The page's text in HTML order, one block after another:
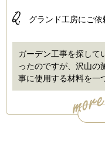
Q. グランド工房にご依
ガーデン工事を探して
ったのですが、沢山の
事に使用する材料を一